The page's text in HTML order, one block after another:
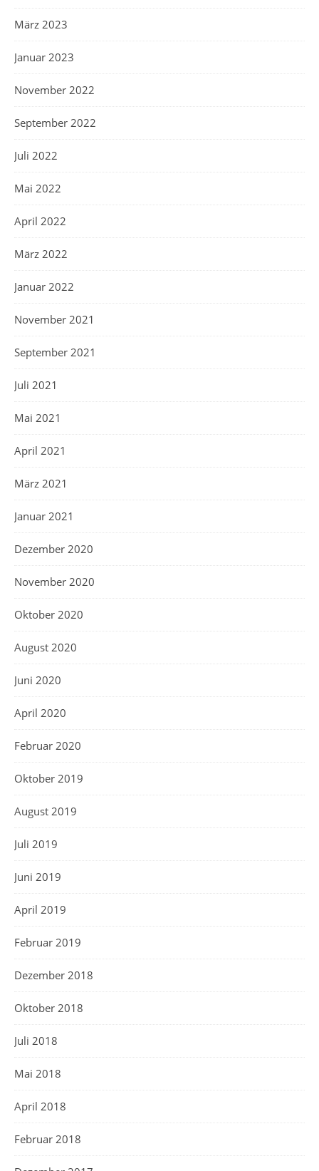
März 2023
Januar 2023
November 2022
September 2022
Juli 2022
Mai 2022
April 2022
März 2022
Januar 2022
November 2021
September 2021
Juli 2021
Mai 2021
April 2021
März 2021
Januar 2021
Dezember 2020
November 2020
Oktober 2020
August 2020
Juni 2020
April 2020
Februar 2020
Oktober 2019
August 2019
Juli 2019
Juni 2019
April 2019
Februar 2019
Dezember 2018
Oktober 2018
Juli 2018
Mai 2018
April 2018
Februar 2018